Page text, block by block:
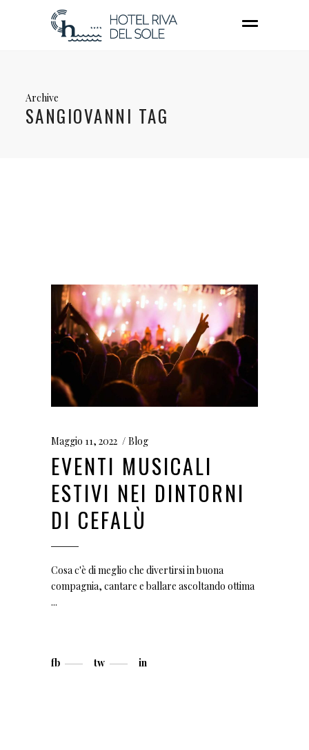
Archive
SANGIOVANNI TAG
Maggio 11, 2022 Blog
EVENTI MUSICALI
ESTIVI NEI DINTORNI
DI CEFALÙ
Cosa c'è di meglio che divertirsi in buona
compagnia, cantare e ballare ascoltando ottima
fb tw in